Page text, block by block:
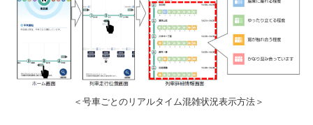
＜号車ごとのリアルタイム混雑状況表示方法＞